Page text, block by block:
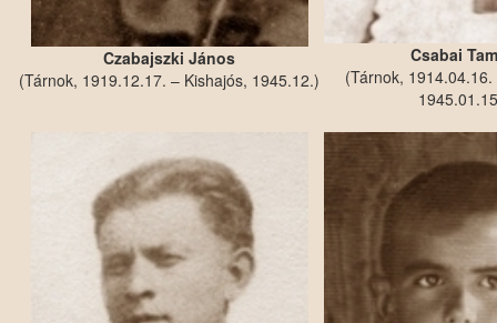
Czabajszki János
(Tárnok, 1919.12.17. – Kishajós, 1945.12.)
Csabai
(Tárnok,